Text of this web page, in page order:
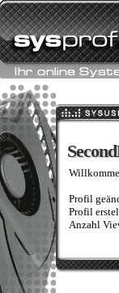
Profil
Profil
Anzahl